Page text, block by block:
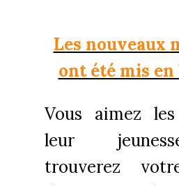
Les nouveaux
ont été mis
Vous aimez
leur
trouverez